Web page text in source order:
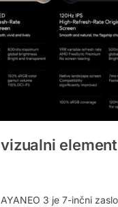
3 je 7-inčni